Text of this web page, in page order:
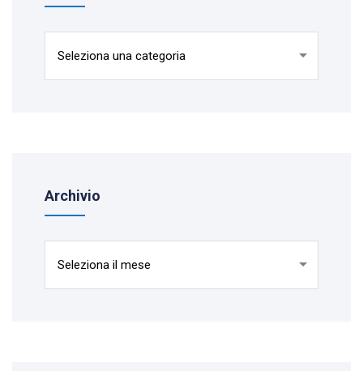
Archivio